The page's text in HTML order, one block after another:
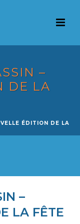
–
DE LA
ÉDITION DE LA
–
LA FÊTE